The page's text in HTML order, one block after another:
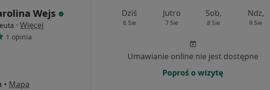
Wejs
· Więcej
1 opinia
• Mapa
Dziś
6 Sie
Jutro
7 Sie
Sob,
8 Sie
Ndz,
9 Sie
Umawianie online nie jest dostępne
Poproś o wizytę